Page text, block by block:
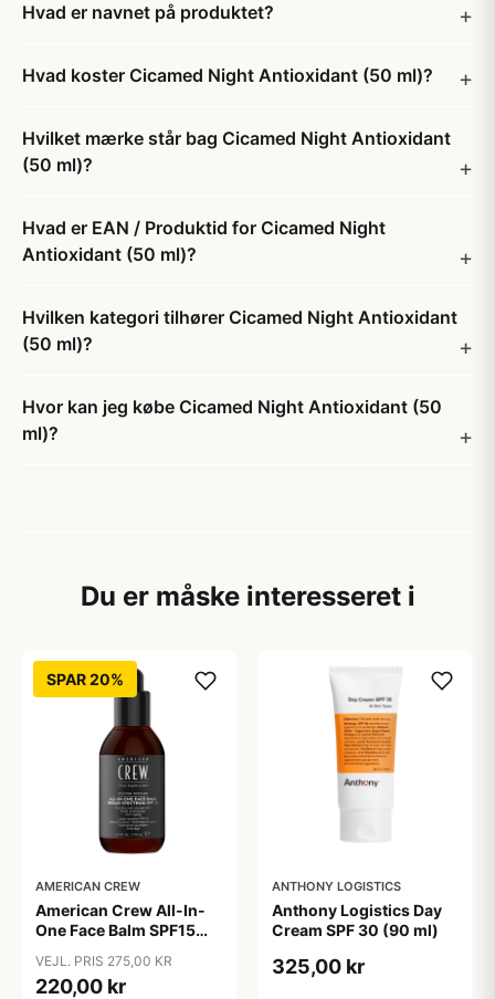
Hvad er navnet på produktet?
Hvad koster Cicamed Night Antioxidant (50 ml)?
Hvilket mærke står bag Cicamed Night Antioxidant
(50 ml)?
Hvad er EAN / Produktid for Cicamed Night
Antioxidant (50 ml)?
Hvilken kategori tilhører Cicamed Night Antioxidant
(50 ml)?
Hvor kan jeg købe Cicamed Night Antioxidant (50
ml)?
Du er måske interesseret i
SPAR 20%
AMERICAN CREW
American Crew All-In-
One Face Balm SPF15
VEJL. PRIS 275,00 KR
220,00 kr
ANTHONY LOGISTICS
Anthony Logistics Day
Cream SPF 30 (90 ml)
325,00 kr